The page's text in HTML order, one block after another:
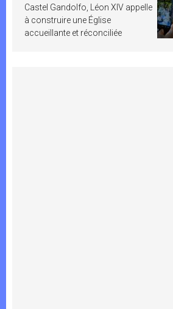
Castel Gandolfo, Léon XIV appelle
à construire une Église
accueillante et réconciliée